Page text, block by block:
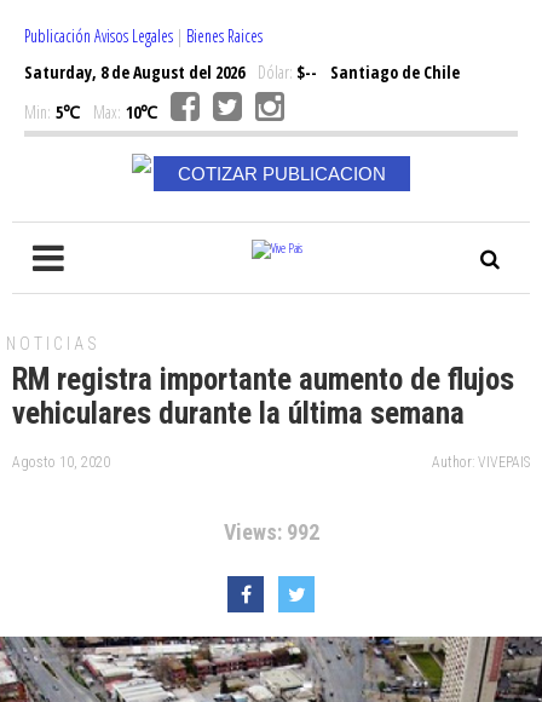
Publicación Avisos Legales | Bienes Raices
Saturday, 8 de August del 2026Dólar: $--
Santiago de Chile
Min: 5℃ Max: 10℃
COTIZAR PUBLICACION
NOTICIAS
RM registra importante aumento de flujos
vehiculares durante la última semana
Agosto 10, 2020 Author: VIVEPAIS
Views: 992